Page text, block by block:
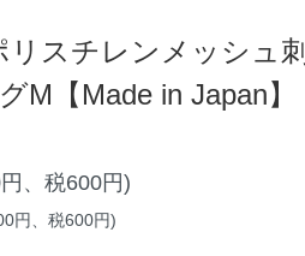
リスチレンメッシュ刺
M【Made in Japan】
、税600円)
円、税600円)